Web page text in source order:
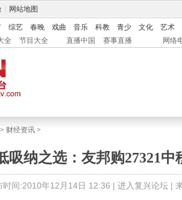
网站地图
综艺 春晚 戏曲 音乐 科教 青少 文化
艺术
全 节目大全 直播中国 赛事直播 网络
> 财经资讯 >
吸纳之选：友邦购27321中
时间:2010年12月14日 12:36 | 进入复兴论坛|